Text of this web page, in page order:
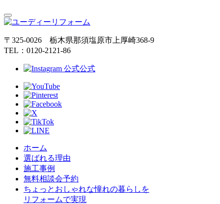
〒325-0026 栃木県那須塩原市上厚崎368-9
TEL：0120-2121-86
公式
ホーム
選ばれる理由
施工事例
無料相談会予約
ちょっとおしゃれな憧れの暮らしを
リフォームで実現